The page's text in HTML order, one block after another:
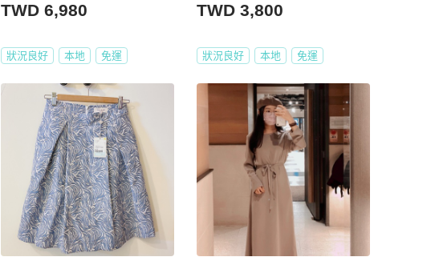
TWD 6,980
狀況良好 本地 免運
TWD 3,800
狀況良好 本地 免運